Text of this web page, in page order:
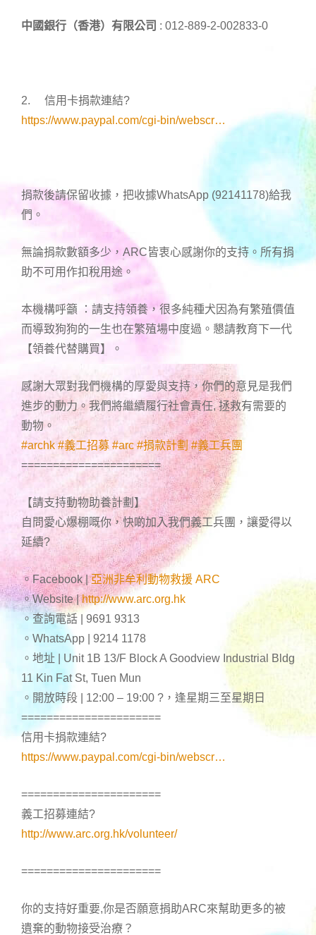
中國銀行（香港）有限公司 : 012-889-2-002833-0
2. 信用卡捐款連結?
https://www.paypal.com/cgi-bin/webscr…
捐款後請保留收據，把收據WhatsApp (92141178)給我
們。
無論捐款數額多少，ARC皆衷心感謝你的支持。所有捐
助不可用作扣稅用途。
本機構呼籲 ：請支持領養，很多純種犬因為有繁殖價值
而導致狗狗的一生也在繁殖場中度過。懇請教育下一代
【領養代替購買】。
感謝大眾對我們機構的厚愛與支持，你們的意見是我們
進步的動力。我們將繼續履行社會責任, 拯救有需要的
動物。
#archk #義工招募 #arc #捐款計劃 #義工兵團
======================
【請支持動物助養計劃】
自問愛心爆棚嘅你，快啲加入我們義工兵團，讓愛得以
延續?
。Facebook |亞洲非牟利動物救援 ARC
。Website |http://www.arc.org.hk
。查詢電話 | 9691 9313
。WhatsApp | 9214 1178
。地址 | Unit 1B 13/F Block A Goodview Industrial Bldg
11 Kin Fat St, Tuen Mun
。開放時段 | 12:00 – 19:00 ? ，逢星期三至星期日
======================
信用卡捐款連結?
https://www.paypal.com/cgi-bin/webscr…
======================
義工招募連結?
http://www.arc.org.hk/volunteer/
======================
你的支持好重要,你是否願意捐助ARC來幫助更多的被
遺棄的動物接受治療？